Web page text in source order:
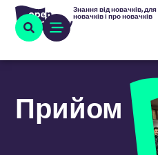
Знання від новачків, для
новачків і про новачків
Прийом